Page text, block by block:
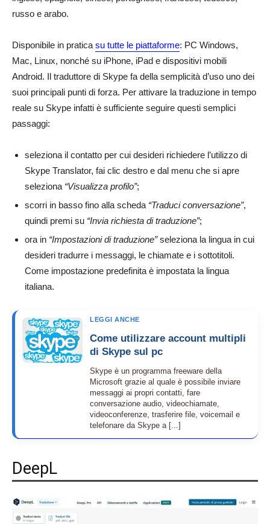
russo e arabo.
Disponibile in pratica su tutte le piattaforme: PC Windows,
Mac, Linux, nonché su iPhone, iPad e dispositivi mobili
Android. Il traduttore di Skype fa della semplicità d’uso uno dei
suoi principali punti di forza. Per attivare la traduzione in tempo
reale su Skype infatti è sufficiente seguire questi semplici
passaggi:
seleziona il contatto per cui desideri richiedere l’utilizzo di
Skype Translator, fai clic destro e dal menu che si apre
seleziona “Visualizza profilo”;
scorri in basso fino alla scheda “Traduci conversazione”,
quindi premi su “Invia richiesta di traduzione”;
ora in “Impostazioni di traduzione”seleziona la lingua in cui
desideri tradurre i messaggi, le chiamate e i sottotitoli.
Come impostazione predefinita è impostata la lingua
italiana.
LEGGI ANCHE
Come utilizzare account multipli
di Skype sul pc
Skype è un programma freeware della
Microsoft grazie al quale è possibile inviare
messaggi ai propri contatti, fare
conversazione audio, videochiamate,
videoconferenze, trasferire file, voicemail e
telefonare da Skype a [...]
DeepL